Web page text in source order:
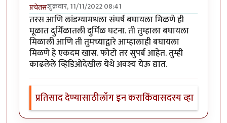
प्रचेतसशुक्रवार, 11/11/2022 08:41
तरस आणि लांडग्यामधला संघर्ष बघायला मिळणे ही
मूळात दुर्मिळातली दुर्मिळ घटना. ती तुम्हाला बघायला
मिळाली आणि ती तुमच्याद्वारे आम्हालाही बघायला
मिळणे हे एकदम खास. फोटो तर सुपर्ब आहेत. तुम्ही
काढलेले व्हिडिओदेखील येथे अवश्य येऊ द्यात.
प्रतिसाद देण्यासाठीलॉग इन कराकिंवासदस्य व्हा